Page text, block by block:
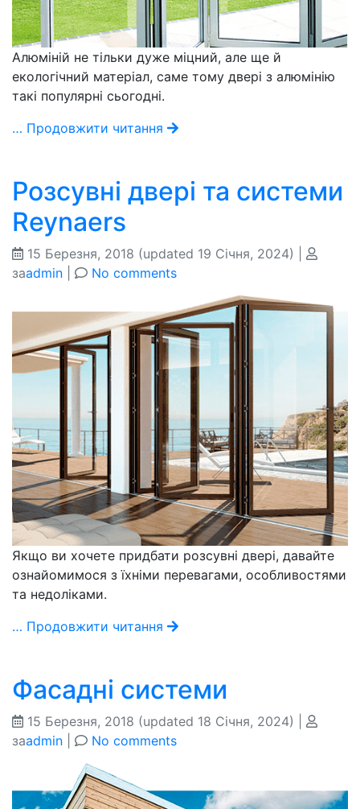
Алюміній не тільки дуже міцний, але ще й
екологічний матеріал, саме тому двері з алюмінію
такі популярні сьогодні.
… Продовжити читання
Розсувні двері та системи
Reynaers
15 Березня, 2018 (updated 19 Січня, 2024)
заadmin No comments
Якщо ви хочете придбати розсувні двері, давайте
ознайомимося з їхніми перевагами, особливостями
та недоліками.
… Продовжити читання
Фасадні системи
15 Березня, 2018 (updated 18 Січня, 2024)
заadmin No comments